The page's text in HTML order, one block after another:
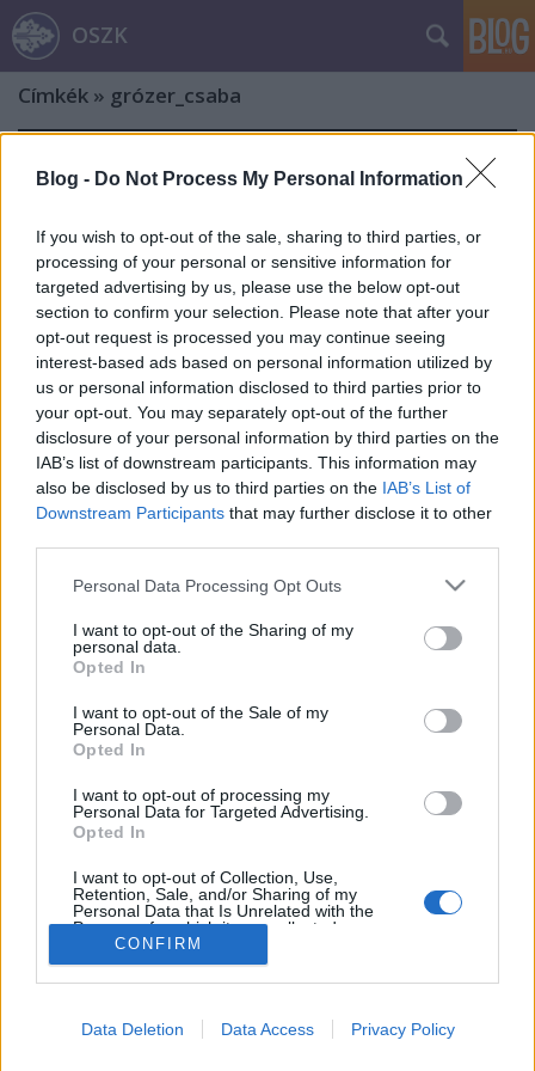
Blog - Do Not Process My Personal Information
If you wish to opt-out of the sale, sharing to third parties, or
processing of your personal or sensitive information for
targeted advertising by us, please use the below opt-out
section to confirm your selection. Please note that after your
opt-out request is processed you may continue seeing
interest-based ads based on personal information utilized by
us or personal information disclosed to third parties prior to
your opt-out. You may separately opt-out of the further
disclosure of your personal information by third parties on the
IAB’s list of downstream participants. This information may
also be disclosed by us to third parties on the IAB’s List of
Downstream Participants that may further disclose it to other
Please note that this website/app uses one or more Google
not limited to your visit or usage behaviour. You may click to
grant or deny consent to Google and its third-party tags to
use your data for below specified purposes in below Google
consent section.
Personal Data Processing Opt Outs
I want to opt-out of the Sharing of my
personal data.
Opted In
I want to opt-out of the Sale of my
Personal Data.
Opted In
I want to opt-out of processing my
Personal Data for Targeted Advertising.
Opted In
I want to opt-out of Collection, Use,
Retention, Sale, and/or Sharing of my
Personal Data that Is Unrelated with the
Purposes for which it was collected.
Opted Out
I want to allow Google to enable storage
CONFIRM
Data Deletion Data Access Privacy Policy
OSZK
Címkék » grózer_csaba
„…egész életművével a nemzeti
magyar örökség szolgálatában állt”
nemzetikonyvtar• 2026. július 06.
Az alábbiakban szemelvényeket adunk közre a
nemrég elhunyt Somogyi Győző, Kossuth-díjas
grafikus-festőművész által illusztrált történelmi
témájú művekből. A Magyar huszárok és a Nagy
huszárkönyv című albumok borítója –
Törzsgyűjtemény Körülbelül másfél éve annak, hogy